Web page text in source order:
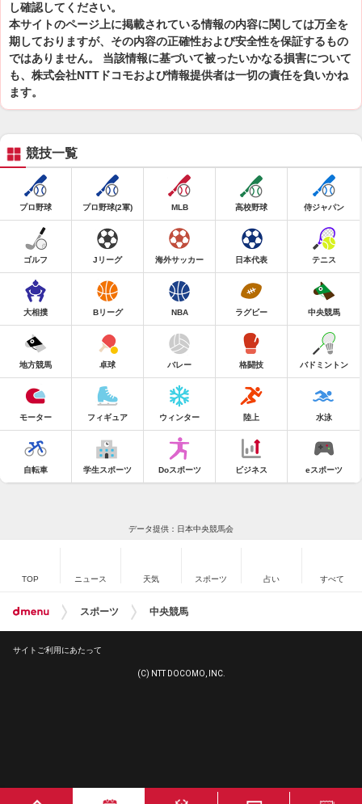
し確認してください。
本サイトのページ上に掲載されている情報の内容に関しては万全を
期しておりますが、その内容の正確性および安全性を保証するもの
ではありません。 当該情報に基づいて被ったいかなる損害について
も、株式会社NTTドコモおよび情報提供者は一切の責任を負いかね
ます。
競技一覧
プロ野球 プロ野球(2軍) MLB 高校野球 侍ジャパン
ゴルフ Jリーグ 海外サッカー 日本代表 テニス
大相撲 Bリーグ NBA ラグビー 中央競馬
地方競馬 卓球 バレー 格闘技 バドミントン
モーター フィギュア ウィンター 陸上 水泳
自転車 学生スポーツ Doスポーツ ビジネス eスポーツ
データ提供：日本中央競馬会
TOP ニュース 天気 スポーツ 占い すべて
スポーツ 中央競馬
サイトご利用にあたって
(C) NTT DOCOMO, INC.